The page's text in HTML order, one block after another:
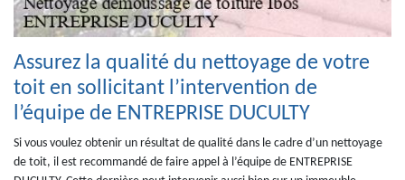
Assurez la qualité du nettoyage de votre
toit en sollicitant l’intervention de
l’équipe de ENTREPRISE DUCULTY
Si vous voulez obtenir un résultat de qualité dans le cadre d’un nettoyage
de toit, il est recommandé de faire appel à l’équipe de ENTREPRISE